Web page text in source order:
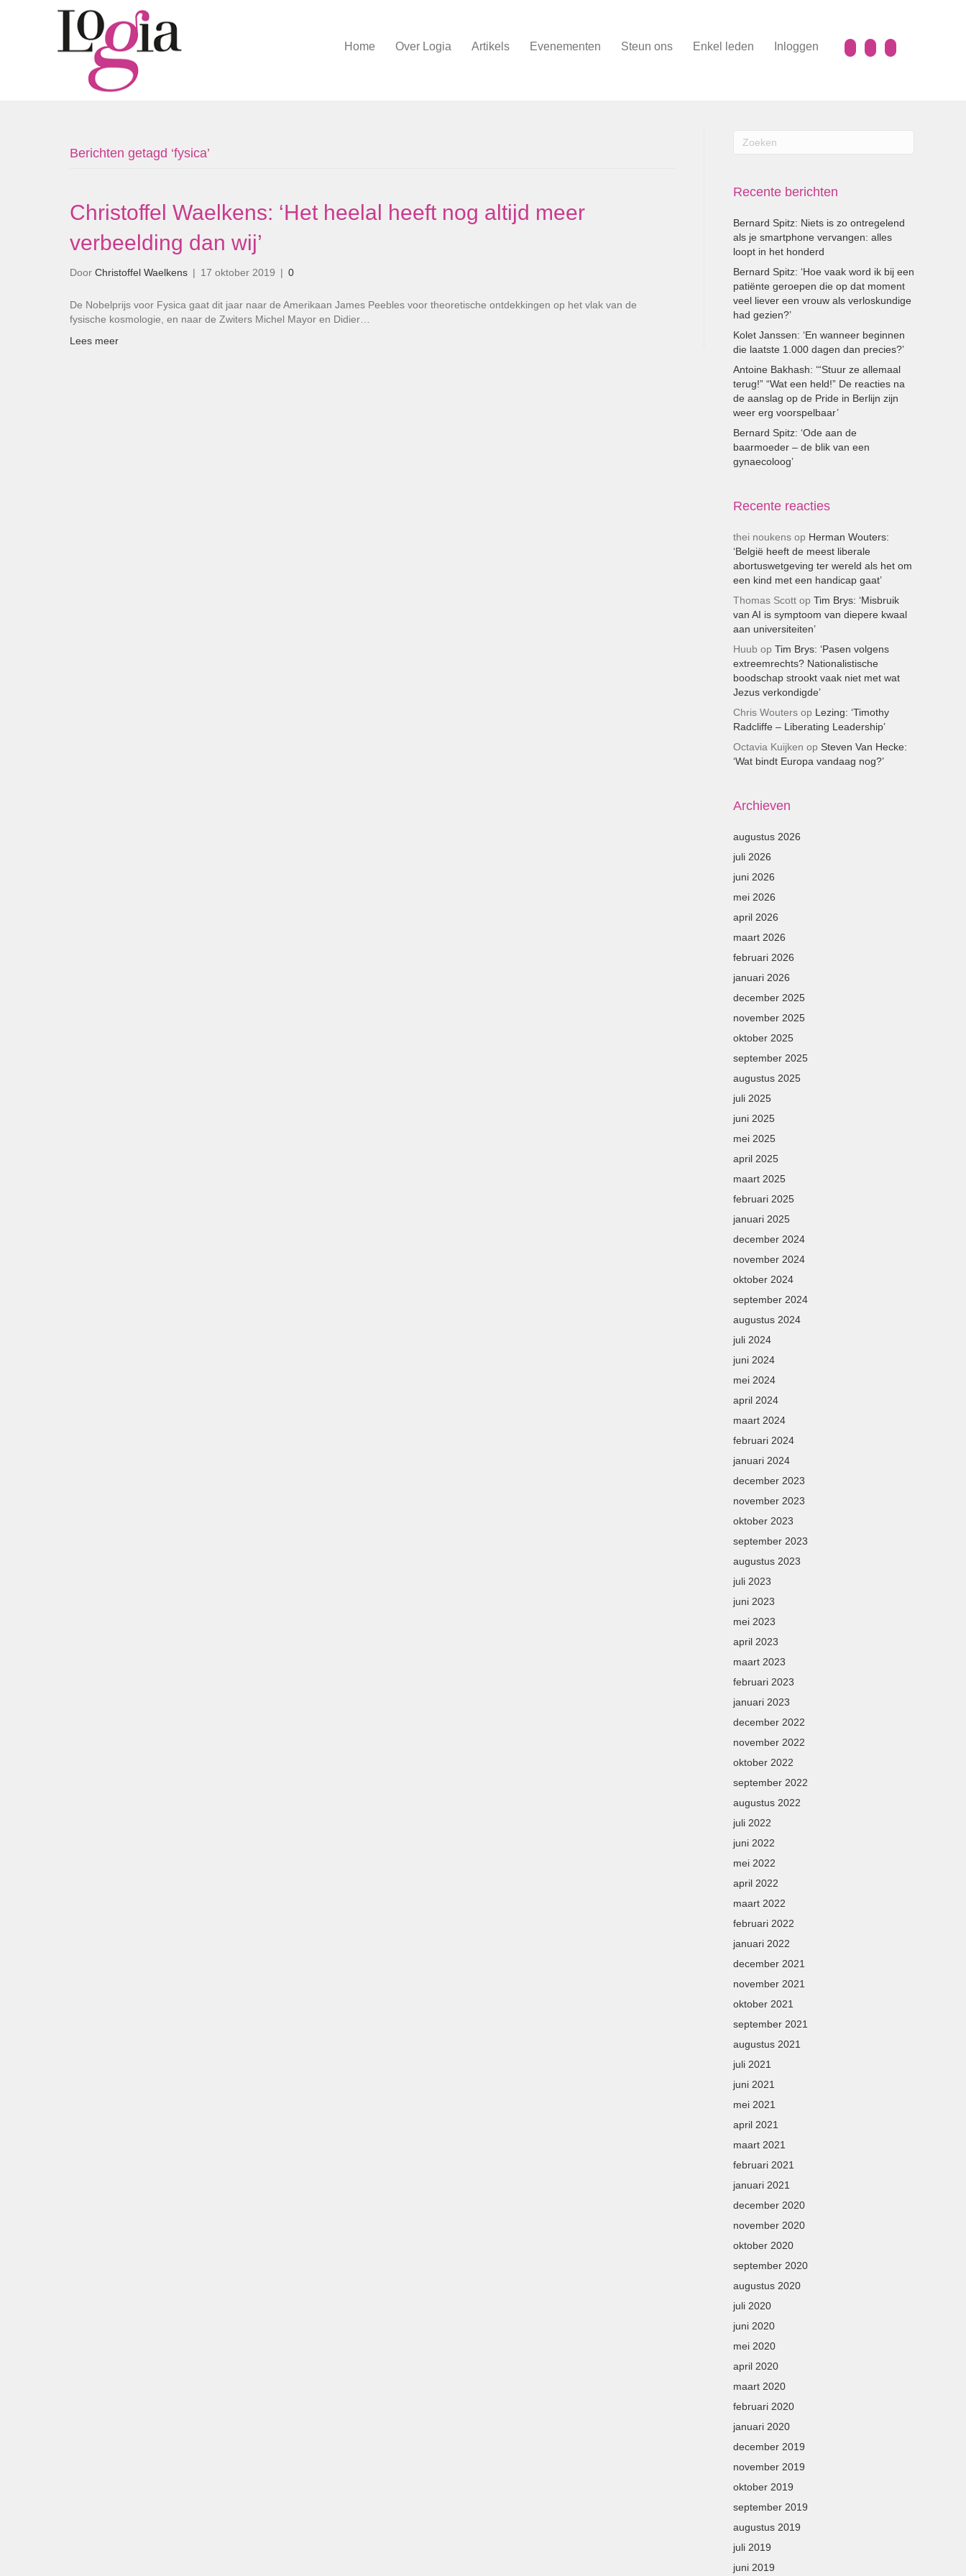
Home Over Logia Artikels Evenementen Steun ons Enkel leden Inloggen
Berichten getagd ‘fysica’
Christoffel Waelkens: ‘Het heelal heeft nog altijd meer
verbeelding dan wij’
Door Christoffel Waelkens | 17 oktober 2019 | 0
De Nobelprijs voor Fysica gaat dit jaar naar de Amerikaan James Peebles voor theoretische ontdekkingen op het vlak van de
fysische kosmologie, en naar de Zwiters Michel Mayor en Didier…
Lees meer
Recente berichten
Bernard Spitz: Niets is zo ontregelend
als je smartphone vervangen: alles
loopt in het honderd
Bernard Spitz: ‘Hoe vaak word ik bij een
patiënte geroepen die op dat moment
veel liever een vrouw als verloskundige
had gezien?’
Kolet Janssen: ‘En wanneer beginnen
die laatste 1.000 dagen dan precies?’
Antoine Bakhash: ‘“Stuur ze allemaal
terug!” “Wat een held!” De reacties na
de aanslag op de Pride in Berlijn zijn
weer erg voorspelbaar’
Bernard Spitz: ‘Ode aan de
baarmoeder – de blik van een
gynaecoloog’
Recente reacties
thei noukensop Herman Wouters:
‘België heeft de meest liberale
abortuswetgeving ter wereld als het om
een kind met een handicap gaat’
Thomas Scottop Tim Brys: ‘Misbruik
van AI is symptoom van diepere kwaal
aan universiteiten’
Huub op Tim Brys: ‘Pasen volgens
extreemrechts? Nationalistische
boodschap strookt vaak niet met wat
Jezus verkondigde’
Chris Woutersop Lezing: ‘Timothy
Radcliffe – Liberating Leadership’
Octavia Kuijken op Steven Van Hecke:
‘Wat bindt Europa vandaag nog?’
Archieven
augustus 2026
juli 2026
juni 2026
mei 2026
april 2026
maart 2026
februari 2026
januari 2026
december 2025
november 2025
oktober 2025
september 2025
augustus 2025
juli 2025
juni 2025
mei 2025
april 2025
maart 2025
februari 2025
januari 2025
december 2024
november 2024
oktober 2024
september 2024
augustus 2024
juli 2024
juni 2024
mei 2024
april 2024
maart 2024
februari 2024
januari 2024
december 2023
november 2023
oktober 2023
september 2023
augustus 2023
juli 2023
juni 2023
mei 2023
april 2023
maart 2023
februari 2023
januari 2023
december 2022
november 2022
oktober 2022
september 2022
augustus 2022
juli 2022
juni 2022
mei 2022
april 2022
maart 2022
februari 2022
januari 2022
december 2021
november 2021
oktober 2021
september 2021
augustus 2021
juli 2021
juni 2021
mei 2021
april 2021
maart 2021
februari 2021
januari 2021
december 2020
november 2020
oktober 2020
september 2020
augustus 2020
juli 2020
juni 2020
mei 2020
april 2020
maart 2020
februari 2020
januari 2020
december 2019
november 2019
oktober 2019
september 2019
augustus 2019
juli 2019
juni 2019